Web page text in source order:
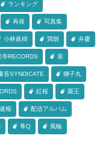
ランキング
再発 写真集
小林眞樹 巽朗 弁慶
寺RECORDS 泉
音SYNDICATE 獅子丸
紅桜 羅王
速報 配信アルバム
隼Q 風輪